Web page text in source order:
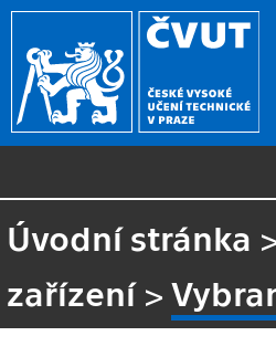
Úvodní stránka
zařízení>